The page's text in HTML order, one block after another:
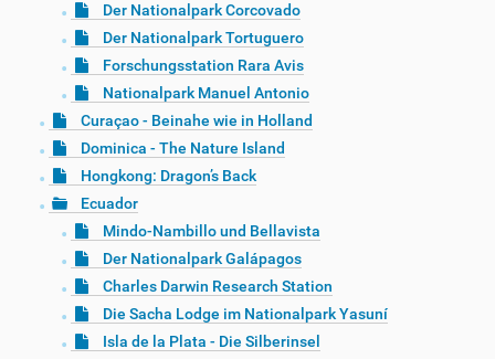
Der Nationalpark Corcovado
Der Nationalpark Tortuguero
Forschungsstation Rara Avis
Nationalpark Manuel Antonio
Curaçao - Beinahe wie in Holland
Dominica - The Nature Island
Hongkong: Dragon’s Back
Ecuador
Mindo-Nambillo und Bellavista
Der Nationalpark Galápagos
Charles Darwin Research Station
Die Sacha Lodge im Nationalpark Yasuní
Isla de la Plata - Die Silberinsel